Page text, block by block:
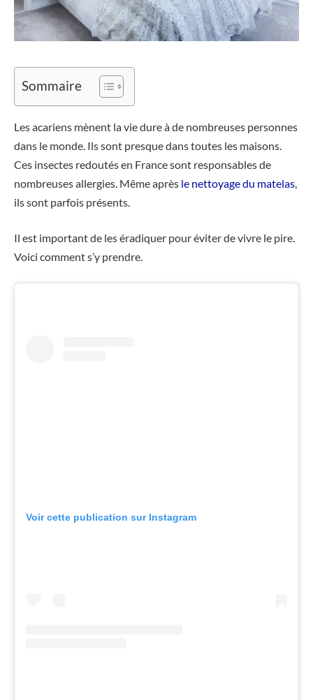
Sommaire
Les acariens mènent la vie dure à de nombreuses personnes
dans le monde. Ils sont presque dans toutes les maisons.
Ces insectes redoutés en France sont responsables de
nombreuses allergies. Même après le nettoyage du matelas,
ils sont parfois présents.
Il est important de les éradiquer pour éviter de vivre le pire.
Voici comment s’y prendre.
Voir cette publication sur Instagram